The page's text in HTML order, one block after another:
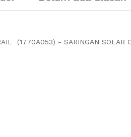
(1770A053) - SARINGAN SOLAR